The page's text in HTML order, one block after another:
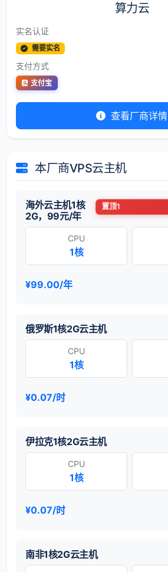
算力云
实名认证
需要实名
支付方式
支付宝
查看厂商详情
本厂商VPS云主机
海外云主机1核
2G，99元/年
置顶1
CPU
1核
¥99.00/年
俄罗斯1核2G云主机
CPU
1核
¥0.07/时
伊拉克1核2G云主机
CPU
1核
¥0.07/时
南非1核2G云主机